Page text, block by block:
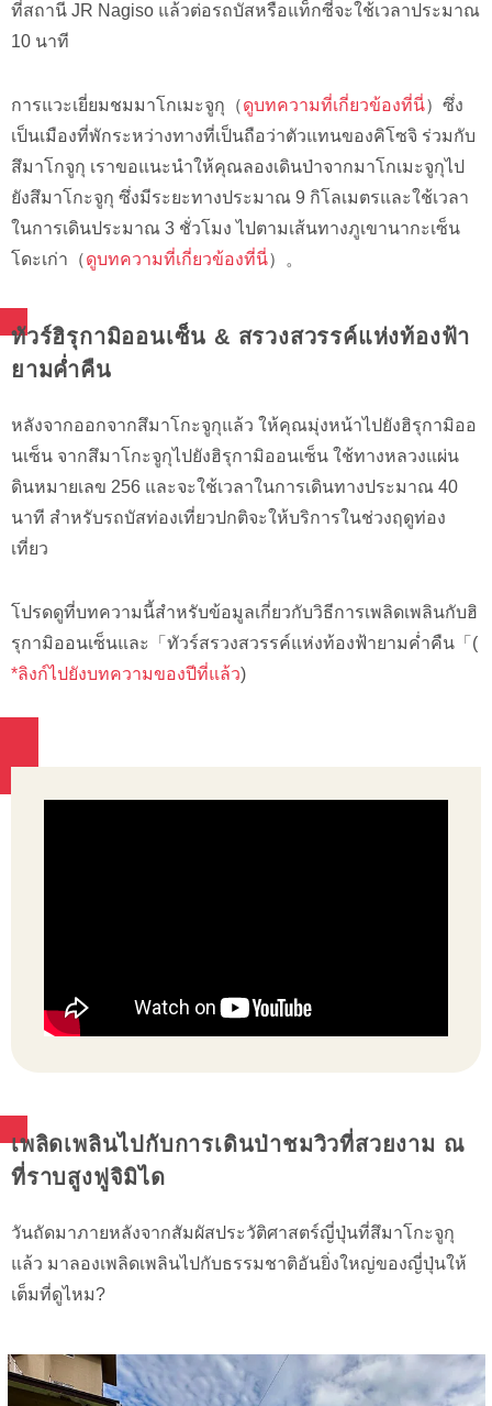
ที่สถานี JR Nagiso แล้วต่อรถบัสหรือแท็กซี่จะใช้เวลาประมาณ
10 นาที
การแวะเยี่ยมชมมาโกเมะจูกุ（ดูบทความที่เกี่ยวข้องที่นี่）ซึ่ง
เป็นเมืองที่พักระหว่างทางที่เป็นถือว่าตัวแทนของคิโซจิ ร่วมกับ
สึมาโกจูกุ เราขอแนะนำให้คุณลองเดินป่าจากมาโกเมะจูกุไป
ยังสึมาโกะจูกุ ซึ่งมีระยะทางประมาณ 9 กิโลเมตรและใช้เวลา
ในการเดินประมาณ 3 ชั่วโมง ไปตามเส้นทางภูเขานากะเซ็น
โดะเก่า（ดูบทความที่เกี่ยวข้องที่นี่）。
ทัวร์ฮิรุกามิออนเซ็น & สรวงสวรรค์แห่งท้องฟ้า
ยามค่ำคืน
หลังจากออกจากสึมาโกะจูกุแล้ว ให้คุณมุ่งหน้าไปยังฮิรุกามิออ
นเซ็น จากสึมาโกะจูกุไปยังฮิรุกามิออนเซ็น ใช้ทางหลวงแผ่น
ดินหมายเลข 256 และจะใช้เวลาในการเดินทางประมาณ 40
นาที สำหรับรถบัสท่องเที่ยวปกติจะให้บริการในช่วงฤดูท่อง
เที่ยว
โปรดดูที่บทความนี้สำหรับข้อมูลเกี่ยวกับวิธีการเพลิดเพลินกับฮิ
รุกามิออนเซ็นและ「ทัวร์สรวงสวรรค์แห่งท้องฟ้ายามค่ำคืน「(
*ลิงก์ไปยังบทความของปีที่แล้ว)
เพลิดเพลินไปกับการเดินป่าชมวิวที่สวยงาม ณ
ที่ราบสูงฟูจิมิได
วันถัดมาภายหลังจากสัมผัสประวัติศาสตร์ญี่ปุ่นที่สึมาโกะจูกุ
แล้ว มาลองเพลิดเพลินไปกับธรรมชาติอันยิ่งใหญ่ของญี่ปุ่นให้
เต็มที่ดูไหม?